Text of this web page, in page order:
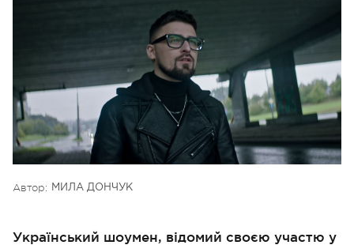
Автор: МИЛА ДОНЧУК
Український шоумен, відомий своєю участю у